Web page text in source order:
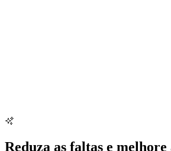
Reduza as faltas e